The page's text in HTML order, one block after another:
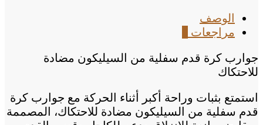
الوصف
مراجعات
جوارب كرة قدم سفلية من السيليكون مضادة
للاحتكاك
استمتع بثبات وراحة أكبر أثناء الحركة مع جوارب كرة
قدم سفلية من السيليكون مضادة للاحتكاك، المصممة